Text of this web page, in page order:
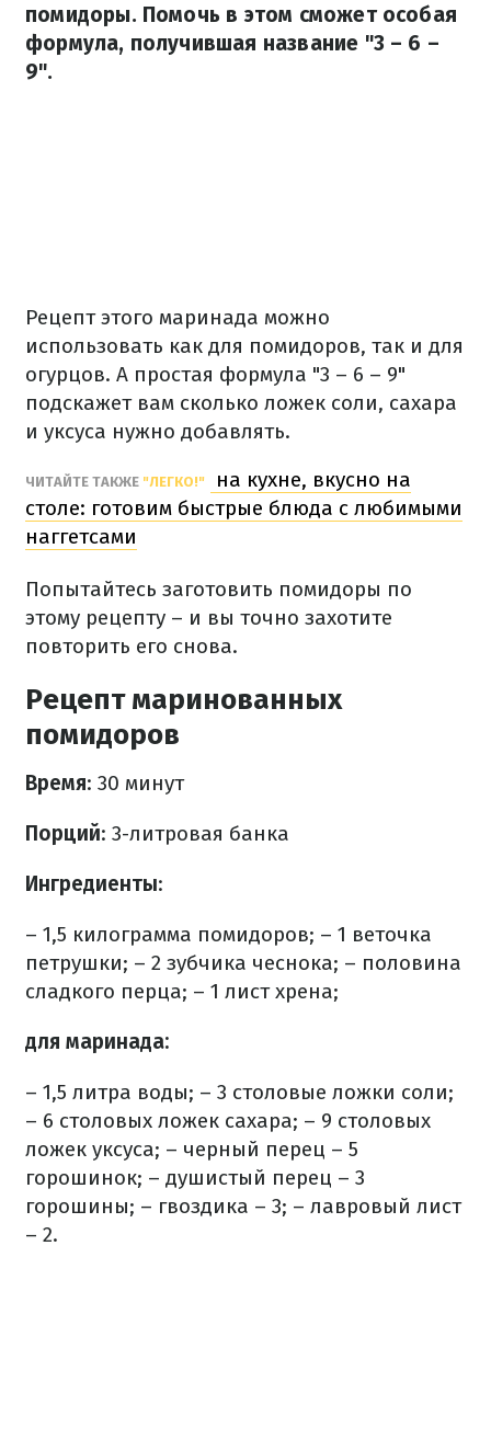
помидоры. Помочь в этом сможет особая
формула, получившая название "3 – 6 –
9".
Рецепт этого маринада можно
использовать как для помидоров, так и для
огурцов. А простая формула "3 – 6 – 9"
подскажет вам сколько ложек соли, сахара
и уксуса нужно добавлять.
ЧИТАЙТЕ ТАКЖЕ "ЛЕГКО!"
на кухне, вкусно на
столе: готовим быстрые блюда с любимыми
наггетсами
Попытайтесь заготовить помидоры по
этому рецепту – и вы точно захотите
повторить его снова.
Рецепт маринованных
помидоров
Время: 30 минут
Порций: 3-литровая банка
Ингредиенты:
– 1,5 килограмма помидоров; – 1 веточка
петрушки; – 2 зубчика чеснока; – половина
сладкого перца; – 1 лист хрена;
для маринада:
– 1,5 литра воды; – 3 столовые ложки соли;
– 6 столовых ложек сахара; – 9 столовых
ложек уксуса; – черный перец – 5
горошинок; – душистый перец – 3
горошины; – гвоздика – 3; – лавровый лист
– 2.